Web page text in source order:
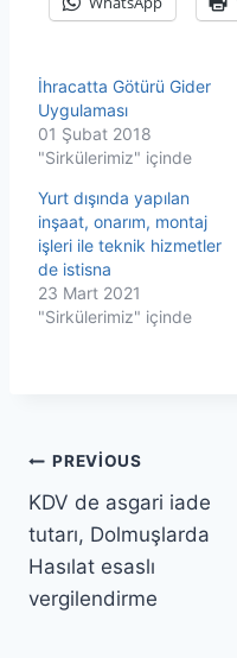
İhracatta Götürü Gider
Uygulaması
01 Şubat 2018
"Sirkülerimiz" içinde
Yurt dışında yapılan
inşaat, onarım, montaj
işleri ile teknik hizmetler
de istisna
23 Mart 2021
"Sirkülerimiz" içinde
Yazı
gezinmesi
PREVIOUS
KDV de asgari iade
tutarı, Dolmuşlarda
Hasılat esaslı
vergilendirme